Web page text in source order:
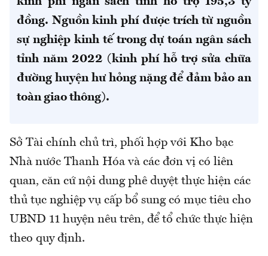
đồng. Nguồn kinh phí được trích từ nguồn
sự nghiệp kinh tế trong dự toán ngân sách
tỉnh năm 2022 (kinh phí hỗ trợ sửa chữa
đường huyện hư hỏng nặng để đảm bảo an
toàn giao thông).
Sở Tài chính chủ trì, phối hợp với Kho bạc
Nhà nước Thanh Hóa và các đơn vị có liên
quan, căn cứ nội dung phê duyệt thực hiện các
thủ tục nghiệp vụ cấp bổ sung có mục tiêu cho
UBND 11 huyện nêu trên, để tổ chức thực hiện
theo quy định.